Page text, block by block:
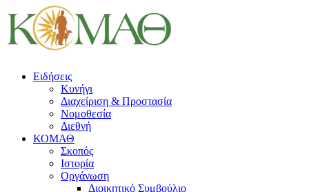
Ειδήσεις
Κυνήγι
Διαχείριση & Προστασία
Νομοθεσία
Διεθνή
ΚΟΜΑΘ
Σκοπός
Ιστορία
Οργάνωση
Διοικητικό Συμβούλιο